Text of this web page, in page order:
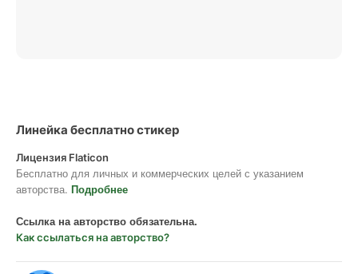
Линейка бесплатно стикер
Лицензия Flaticon
Бесплатно для личных и коммерческих целей с указанием
авторства. Подробнее
Ссылка на авторство обязательна.
Как ссылаться на авторство?